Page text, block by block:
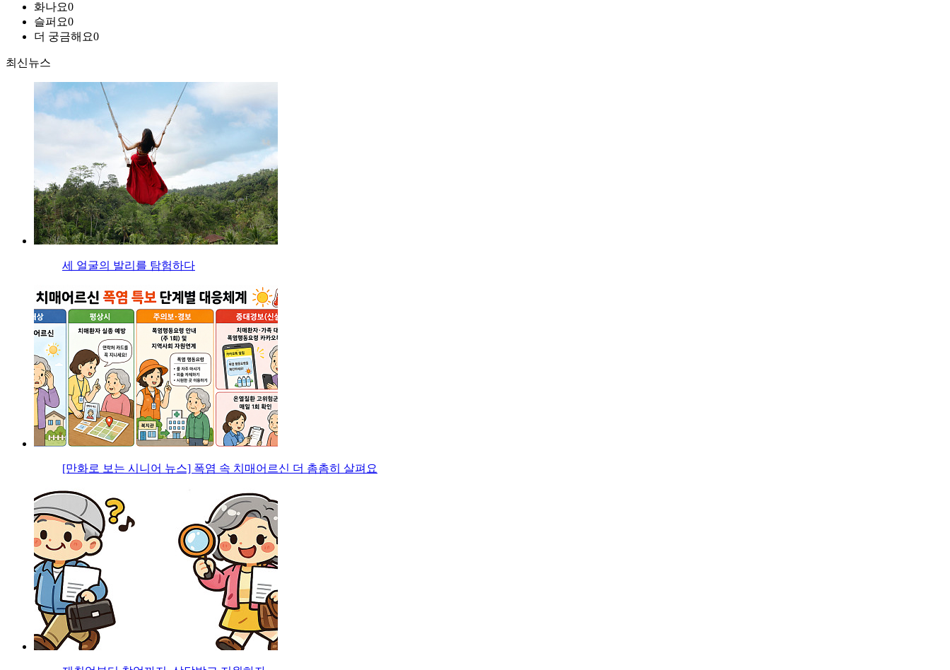
화나요0
슬퍼요0
더 궁금해요0
최신뉴스
세 얼굴의 발리를 탐험하다
[만화로 보는 시니어 뉴스] 폭염 속 치매어르신 더 촘촘히 살펴요